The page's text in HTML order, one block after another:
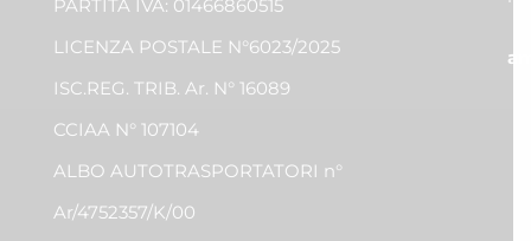
PARTITA IVA: 01466860515
LICENZA POSTALE N°6023/2025
ISC.REG. TRIB. Ar. N° 16089
CCIAA N° 107104
ALBO AUTOTRASPORTATORI n°
Ar/4752357/K/00